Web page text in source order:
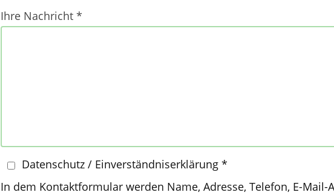
Ihre Nachricht *
Datenschutz / Einverständniserklärung *
In dem Kontaktformular werden Name, Adresse, Telefon, E-Mail-